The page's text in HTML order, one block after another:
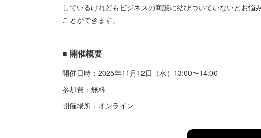
しているけれどもビジネスの商談に結びついていないとお
ことができます。
■ 開催概要
開催日時：2025年11月12日（水）13:00〜14:00
参加費：無料
開催場所：オンライン